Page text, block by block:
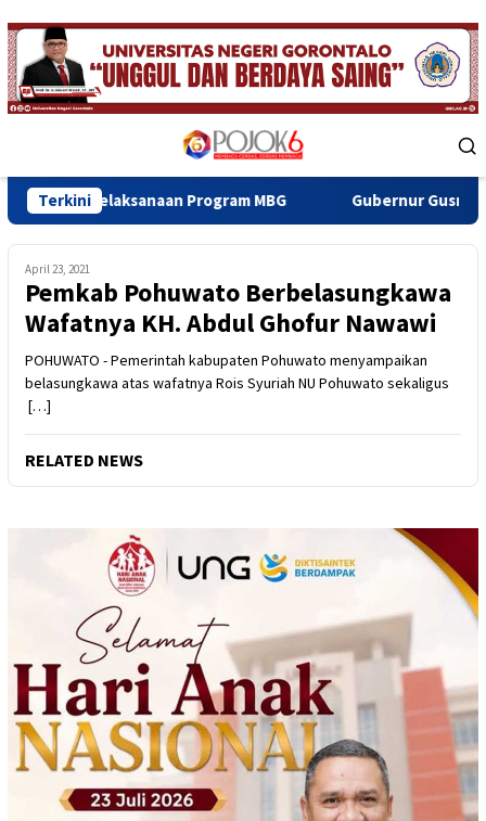
Skip
to
content
Menu
TerkiniProgram MBG Gubernur Gusnar Tinjau
April 23, 2021
Pemkab Pohuwato Berbelasungkawa
Wafatnya KH. Abdul Ghofur Nawawi
POHUWATO - Pemerintah kabupaten Pohuwato menyampaikan
belasungkawa atas wafatnya Rois Syuriah NU Pohuwato sekaligus
[…]
RELATED NEWS